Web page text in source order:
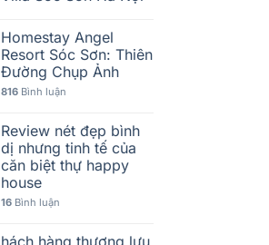
Homestay Angel
Resort Sóc Sơn: Thiên
Đường Chụp Ảnh
816Bình luận
Review nét đẹp bình
dị nhưng tinh tế của
căn biệt thự happy
house
16Bình luận
hách hàng thượng lưu